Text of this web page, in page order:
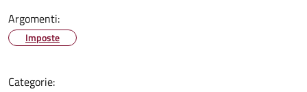
Argomenti:
Imposte
Categorie: